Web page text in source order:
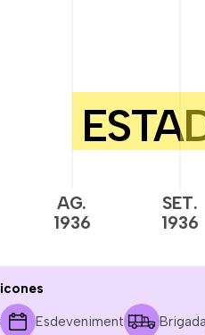
AG.
1936
SET.
1936
Esdeveniment Brigada